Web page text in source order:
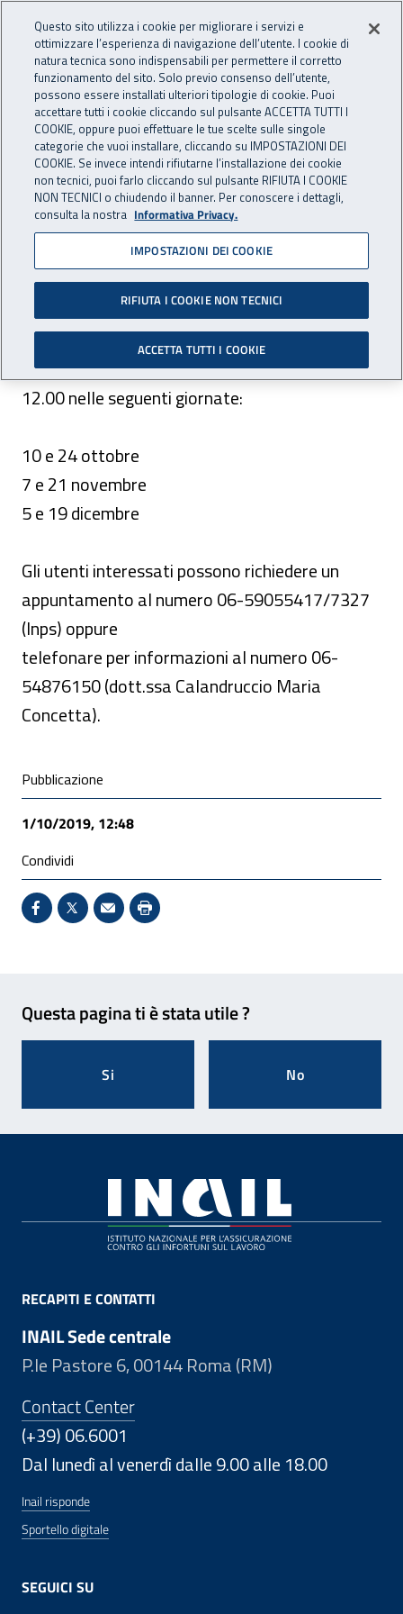
INAIL - Istituto Nazionale
Apri cerca
Navigazione principale
Navigazione - Ti trovi in:
Home Inail comunica Avvisi
Sportello Inps Inail filiale
del centro protesi di Roma
Presso l'ospedale CTO di via San Nemesio 21 è
attivo il servizio di sportello mobile Inps
Lo sportello è disponibile dalle ore 9.00 alle ore
12.00 nelle seguenti giornate:
10 e 24 ottobre
7 e 21 novembre
5 e 19 dicembre
Gli utenti interessati possono richiedere un
appuntamento al numero 06-59055417/7327
(Inps) oppure
telefonare per informazioni al numero 06-
54876150 (dott.ssa Calandruccio Maria
Concetta).
Condivisione social
Pubblicazione
1/10/2019, 12:48
Condividi
Condividi su Facebook - Sito esterno - Apertura in
X - Sito esterno - Apertura in nuova finestra
Invio Mail: apre il programma di posta
Stampa pagina: scelta meno
Questa pagina ti è stata utile ?
Si No
RECAPITI E CONTATTI
INAIL Sede centrale
P.le Pastore 6, 00144 Roma (RM)
Contact Center
(+39) 06.6001
Dal lunedì al venerdì dalle 9.00 alle 18.00
Inail risponde
Sportello digitale
SEGUICI SU
Questo sito utilizza i cookie per migliorare i servizi e
ottimizzare l’esperienza di navigazione dell’utente. I cookie di
natura tecnica sono indispensabili per permettere il corretto
funzionamento del sito. Solo previo consenso dell’utente,
possono essere installati ulteriori tipologie di cookie. Puoi
accettare tutti i cookie cliccando sul pulsante ACCETTA TUTTI I
COOKIE, oppure puoi effettuare le tue scelte sulle singole
categorie che vuoi installare, cliccando su IMPOSTAZIONI DEI
COOKIE. Se invece intendi rifiutarne l’installazione dei cookie
non tecnici, puoi farlo cliccando sul pulsante RIFIUTA I COOKIE
NON TECNICI o chiudendo il banner. Per conoscere i dettagli,
consulta la nostra Informativa Privacy.
IMPOSTAZIONI DEI COOKIE
RIFIUTA I COOKIE NON TECNICI
ACCETTA TUTTI I COOKIE